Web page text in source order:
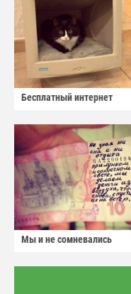
Бесплатный интернет
Мы и не сомневались